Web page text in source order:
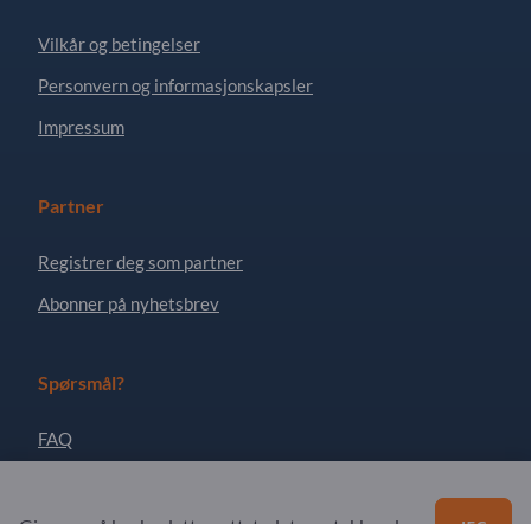
Vilkår og betingelser
Personvern og informasjonskapsler
Impressum
Partner
Registrer deg som partner
Abonner på nyhetsbrev
Spørsmål?
FAQ